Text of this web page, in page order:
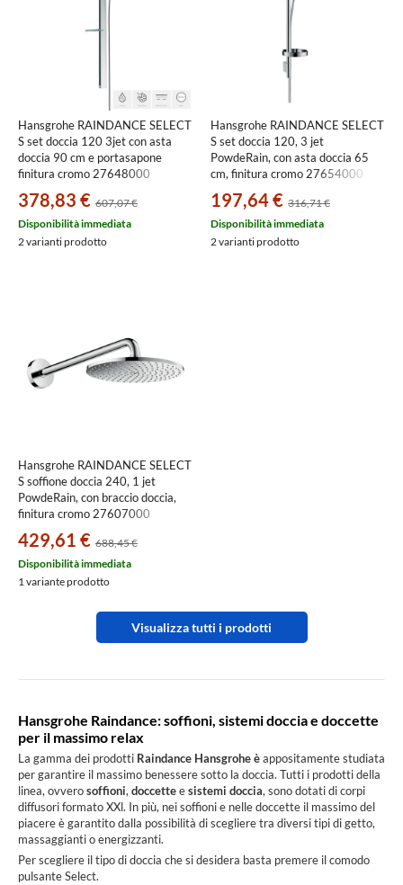
Hansgrohe RAINDANCE SELECT
S set doccia 120 3jet con asta
doccia 90 cm e portasapone
finitura cromo 27648000
378,83 € 607,07 €
Disponibilità immediata
2 varianti prodotto
Hansgrohe RAINDANCE SELECT
S set doccia 120, 3 jet
PowdeRain, con asta doccia 65
cm, finitura cromo 27654000
197,64 € 316,71 €
Disponibilità immediata
2 varianti prodotto
Hansgrohe RAINDANCE SELECT
S soffione doccia 240, 1 jet
PowdeRain, con braccio doccia,
finitura cromo 27607000
429,61 € 688,45 €
Disponibilità immediata
1 variante prodotto
Visualizza tutti i prodotti
Hansgrohe Raindance: soffioni, sistemi doccia e doccette
per il massimo relax
La gamma dei prodotti Raindance Hansgrohe èappositamente studiata
per garantire il massimo benessere sotto la doccia. Tutti i prodotti della
linea, ovverosoffioni,doccetteesistemi doccia, sono dotati di corpi
diffusori formato XXl. In più, nei soffioni e nelle doccette il massimo del
piacere è garantito dalla possibilità di scegliere tra diversi tipi di getto,
massaggianti o energizzanti.
Per scegliere il tipo di doccia che si desidera basta premere il comodo
pulsante Select.